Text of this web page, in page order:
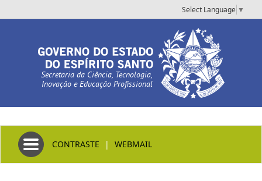
Select Language ▼
Secretaria da Ciência, Tecnologia,
Inovação e Educação Profissional
Toggle navigation
CONTRASTE | WEBMAIL